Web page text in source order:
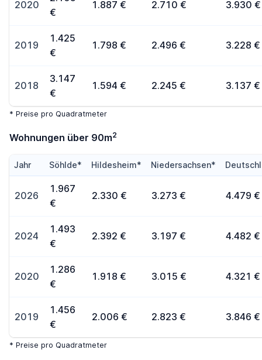
2020
€
1.887 € 2.710 € 3.930 €
2019
1.425
€
1.798 € 2.496 € 3.228 €
2018
3.147
€
1.594 € 2.245 € 3.137 €
* Preise pro Quadratmeter
Wohnungen über 90m2
Jahr Söhlde* Hildesheim* Niedersachsen*
2026
1.967
€
2.330 € 3.273 € 4.479 €
2024
1.493
€
2.392 € 3.197 € 4.482 €
2020
1.286
€
1.918 € 3.015 € 4.321 €
2019
1.456
€
2.006 € 2.823 € 3.846 €
* Preise pro Quadratmeter